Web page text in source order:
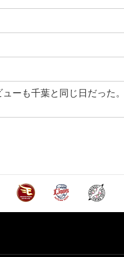
ーも千葉と同じ日だった